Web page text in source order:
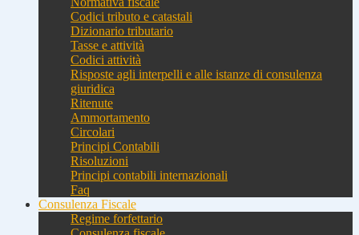
Codici tributo e catastali
Dizionario tributario
Tasse e attività
Codici attività
Risposte agli interpelli e alle istanze di consulenza
giuridica
Ritenute
Ammortamento
Circolari
Principi Contabili
Risoluzioni
Principi contabili internazionali
Faq
Consulenza Fiscale
Regime forfettario